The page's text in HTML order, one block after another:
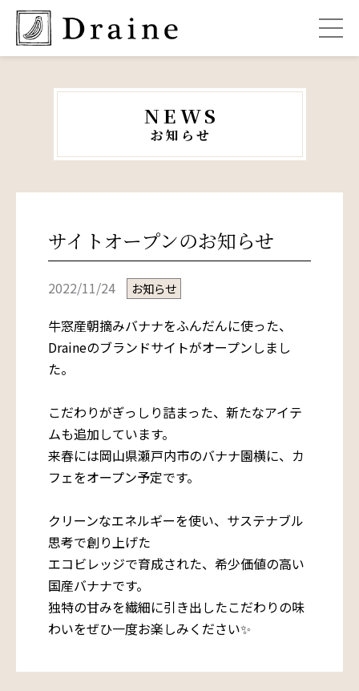
NEWS
お知らせ
サイトオープンのお知らせ
2022/11/24 お知らせ
牛窓産朝摘みバナナをふんだんに使った、
Draineのブランドサイトがオープンしまし
た。
こだわりがぎっしり詰まった、新たなアイテ
ムも追加しています。
来春には岡山県瀬戸内市のバナナ園横に、カ
フェをオープン予定です。
クリーンなエネルギーを使い、サステナブル
思考で創り上げた
エコビレッジで育成された、希少価値の高い
国産バナナです。
独特の甘みを繊細に引き出したこだわりの味
わいをぜひ一度お楽しみください✨